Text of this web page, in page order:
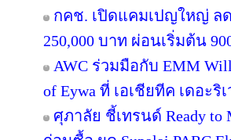
กคช. เปิดแคมเปญใหญ่ ลด
250,000 บาท ผ่อนเริ่มต้น
AWC ร่วมมือกับ EMM
of Eywa ที่ เอเชียทีค เดอะ
ศุภาลัย ชี้เทรนด์ Ready